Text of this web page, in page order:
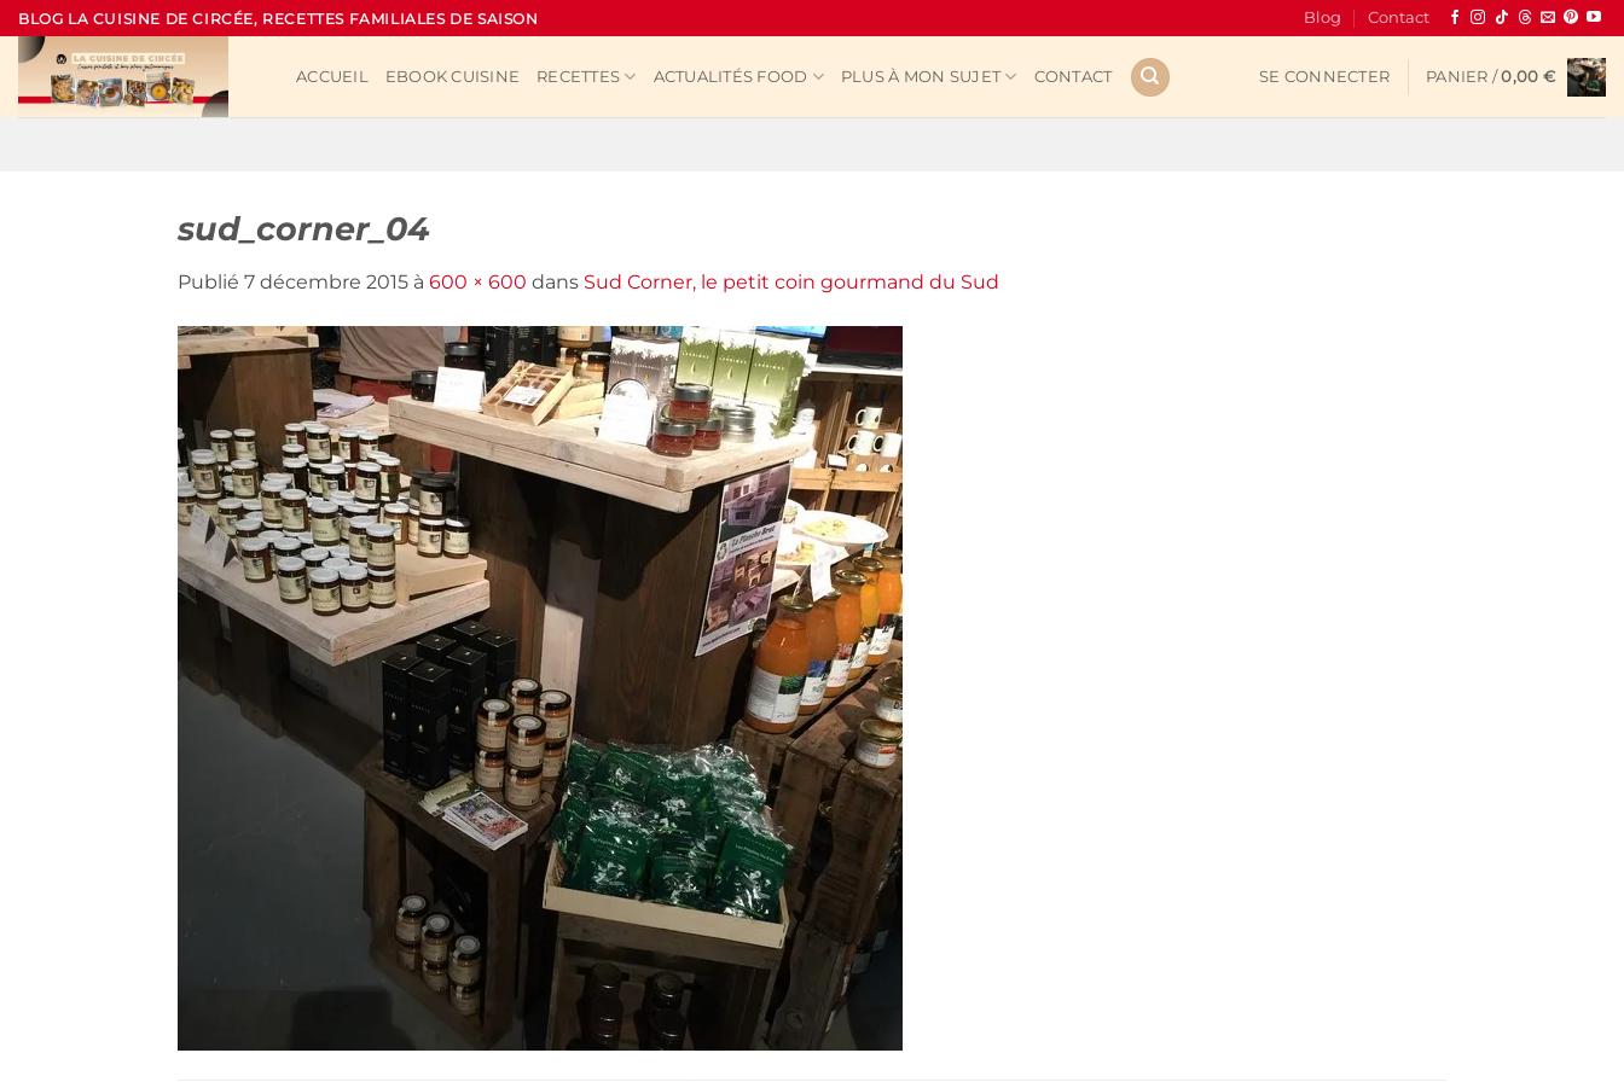
Passer
au
contenu
BLOG LA CUISINE DE CIRCÉE, RECETTES FAMILIALES DE SAISON Blog Contact
ACCUEIL EBOOK CUISINE RECETTES ACTUALITÉS FOOD PLUS À MON SUJET CONTACT SE CONNECTER PANIER /0,00 €
sud_corner_04
Publié 7 décembre 2015 à 600 × 600 dans Sud Corner, le petit coin gourmand du Sud